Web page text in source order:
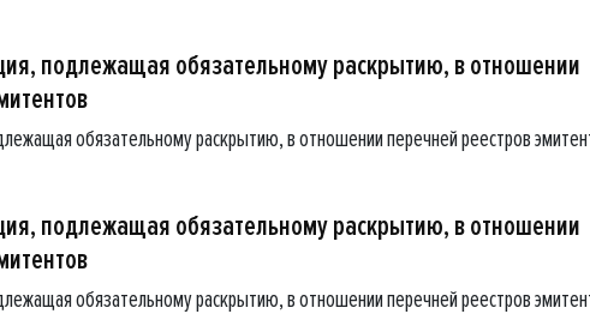
подлежащая обязательному раскрытию, в отношении
обязательному раскрытию, в отношении перечней реестров
подлежащая обязательному раскрытию, в отношении
обязательному раскрытию, в отношении перечней реестров